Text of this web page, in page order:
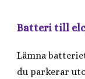
Batteri till
Lämna
du parkerar